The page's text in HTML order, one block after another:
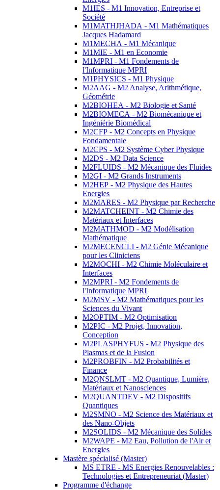
M1IES - M1 Innovation, Entreprise et
Société
M1MATHJHADA - M1 Mathématiques
Jacques Hadamard
M1MECHA - M1 Mécanique
M1MIE - M1 en Economie
M1MPRI - M1 Fondements de
l'Informatique MPRI
M1PHYSICS - M1 Physique
M2AAG - M2 Analyse, Arithmétique,
Géométrie
M2BIOHEA - M2 Biologie et Santé
M2BIOMECA - M2 Biomécanique et
Ingéniérie Biomédical
M2CFP - M2 Concepts en Physique
Fondamentale
M2CPS - M2 Système Cyber Physique
M2DS - M2 Data Science
M2FLUIDS - M2 Mécanique des Fluides
M2GI - M2 Grands Instruments
M2HEP - M2 Physique des Hautes
Energies
M2MARES - M2 Physique par Recherche
M2MATCHEINT - M2 Chimie des
Matériaux et Interfaces
M2MATHMOD - M2 Modélisation
Mathématique
M2MECENCLI - M2 Génie Mécanique
pour les Cliniciens
M2MOCHI - M2 Chimie Moléculaire et
Interfaces
M2MPRI - M2 Fondements de
l'Informatique MPRI
M2MSV - M2 Mathématiques pour les
Sciences du Vivant
M2OPTIM - M2 Optimisation
M2PIC - M2 Projet, Innovation,
Conception
M2PLASPHYFUS - M2 Physique des
Plasmas et de la Fusion
M2PROBFIN - M2 Probabilités et
Finance
M2QNSLMT - M2 Quantique, Lumière,
Matériaux et Nanosciences
M2QUANTDEV - M2 Dispositifs
Quantiques
M2SMNO - M2 Science des Matériaux et
des Nano-Objets
M2SOLIDS - M2 Mécanique des Solides
M2WAPE - M2 Eau, Pollution de l'Air et
Energies
Mastère spécialisé (Master)
MS ETRE - MS Energies Renouvelables :
Technologies et Entrepreneuriat (Master)
Programme d'échange